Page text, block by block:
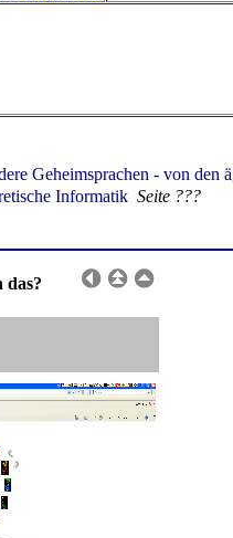
Geheimsprachen - von
Informatik Seite ???
das?